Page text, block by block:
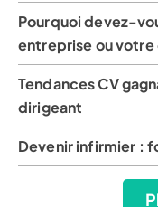
Pourquoi devez-
entreprise ou
Tendances CV
dirigeant
Devenir infirmier :